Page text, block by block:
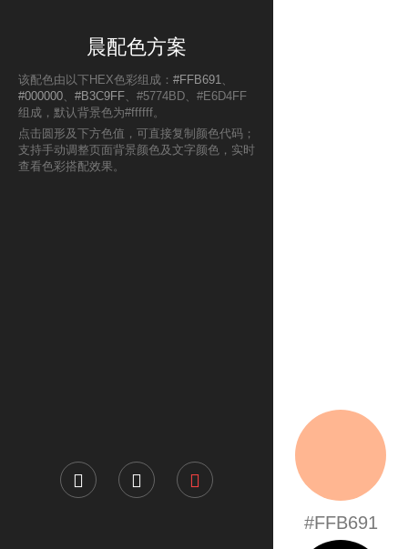
晨配色方案
该配色由以下HEX色彩组成： #FFB691、
#000000、 #B3C9FF、#5774BD、#E6D4FF
组成，默认背景色为#ffffff。
点击圆形及下方色值，可直接复制颜色代码；
支持手动调整页面背景颜色及文字颜色，实时
查看色彩搭配效果。
#FFB691